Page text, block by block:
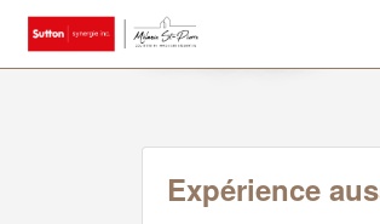
Témoignages
Expérience